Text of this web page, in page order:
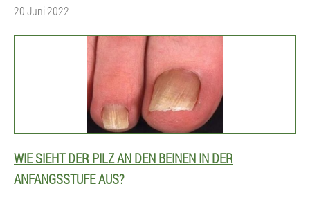
20 Juni 2022
WIE SIEHT DER PILZ AN DEN BEINEN IN DER
ANFANGSSTUFE AUS?